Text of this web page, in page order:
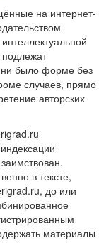
на интернет-
ни было форме без
случаев, прямо
авторских
в тексте,
до или
материалы